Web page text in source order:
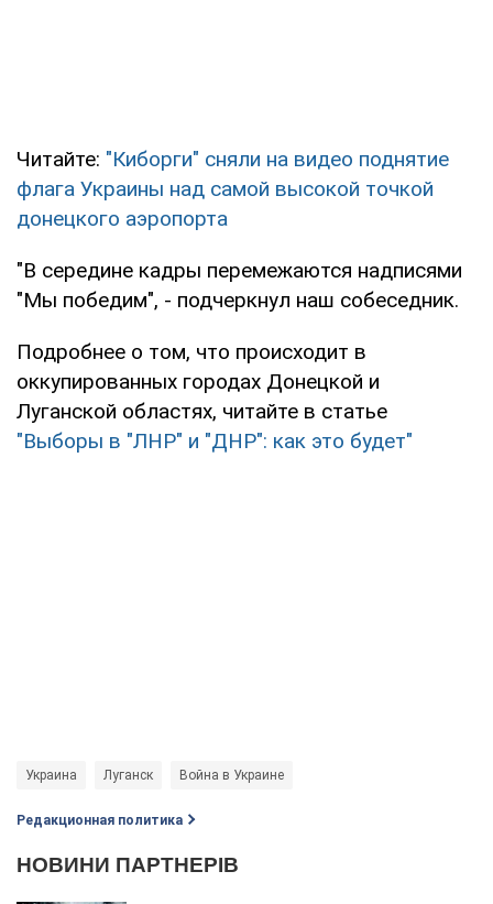
Читайте: "Киборги" сняли на видео поднятие
флага Украины над самой высокой точкой
донецкого аэропорта
"В середине кадры перемежаются надписями
"Мы победим", - подчеркнул наш собеседник.
Подробнее о том, что происходит в
оккупированных городах Донецкой и
Луганской областях, читайте в статье
"Выборы в "ЛНР" и "ДНР": как это будет"
Украина Луганск Война в Украине
Редакционная политика